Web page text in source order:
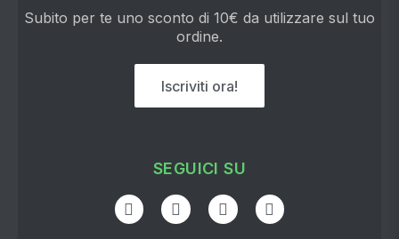
Subito per te uno sconto di 10€ da utilizzare sul tuo
ordine.
Iscriviti ora!
SEGUICI SU